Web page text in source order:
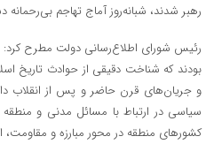
رهبر شدند، شبانه‌روز آماج تهاجم بی‌رحمانه
رئیس شورای اطلاع‌رسانی دولت مطرح کرد:
بودند که شناخت دقیقی از حوادث تاریخ
و جریان‌های قرن حاضر و پس از انقلاب
سیاسی در ارتباط با مسائل مدنی و
کشور‌های منطقه در محور مبارزه و مقاومت،